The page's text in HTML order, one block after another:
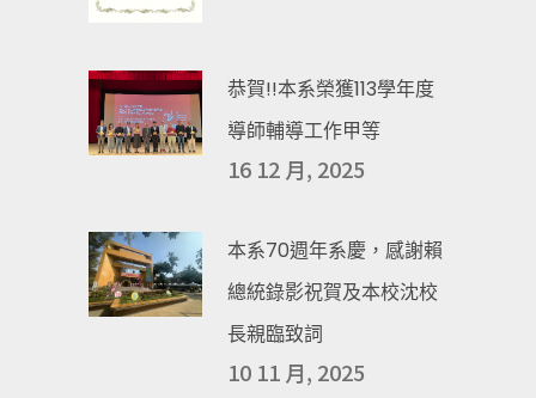
恭賀!!本系榮獲113學年度
導師輔導工作甲等
16 12 月, 2025
本系70週年系慶，感謝賴
總統錄影祝賀及本校沈校
長親臨致詞
10 11 月, 2025